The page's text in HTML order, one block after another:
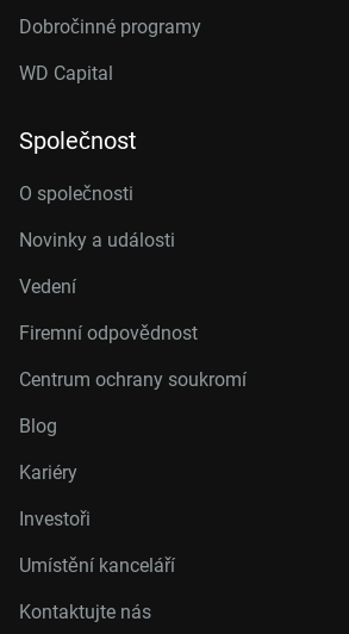
Dobročinné programy
WD Capital
Společnost
O společnosti
Novinky a události
Vedení
Firemní odpovědnost
Centrum ochrany soukromí
Blog
Kariéry
Investoři
Umístění kanceláří
Kontaktujte nás